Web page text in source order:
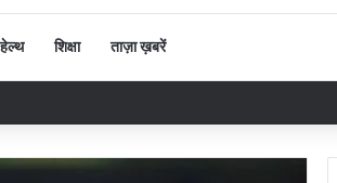
हेल्थ शिक्षा ताज़ा ख़बरें